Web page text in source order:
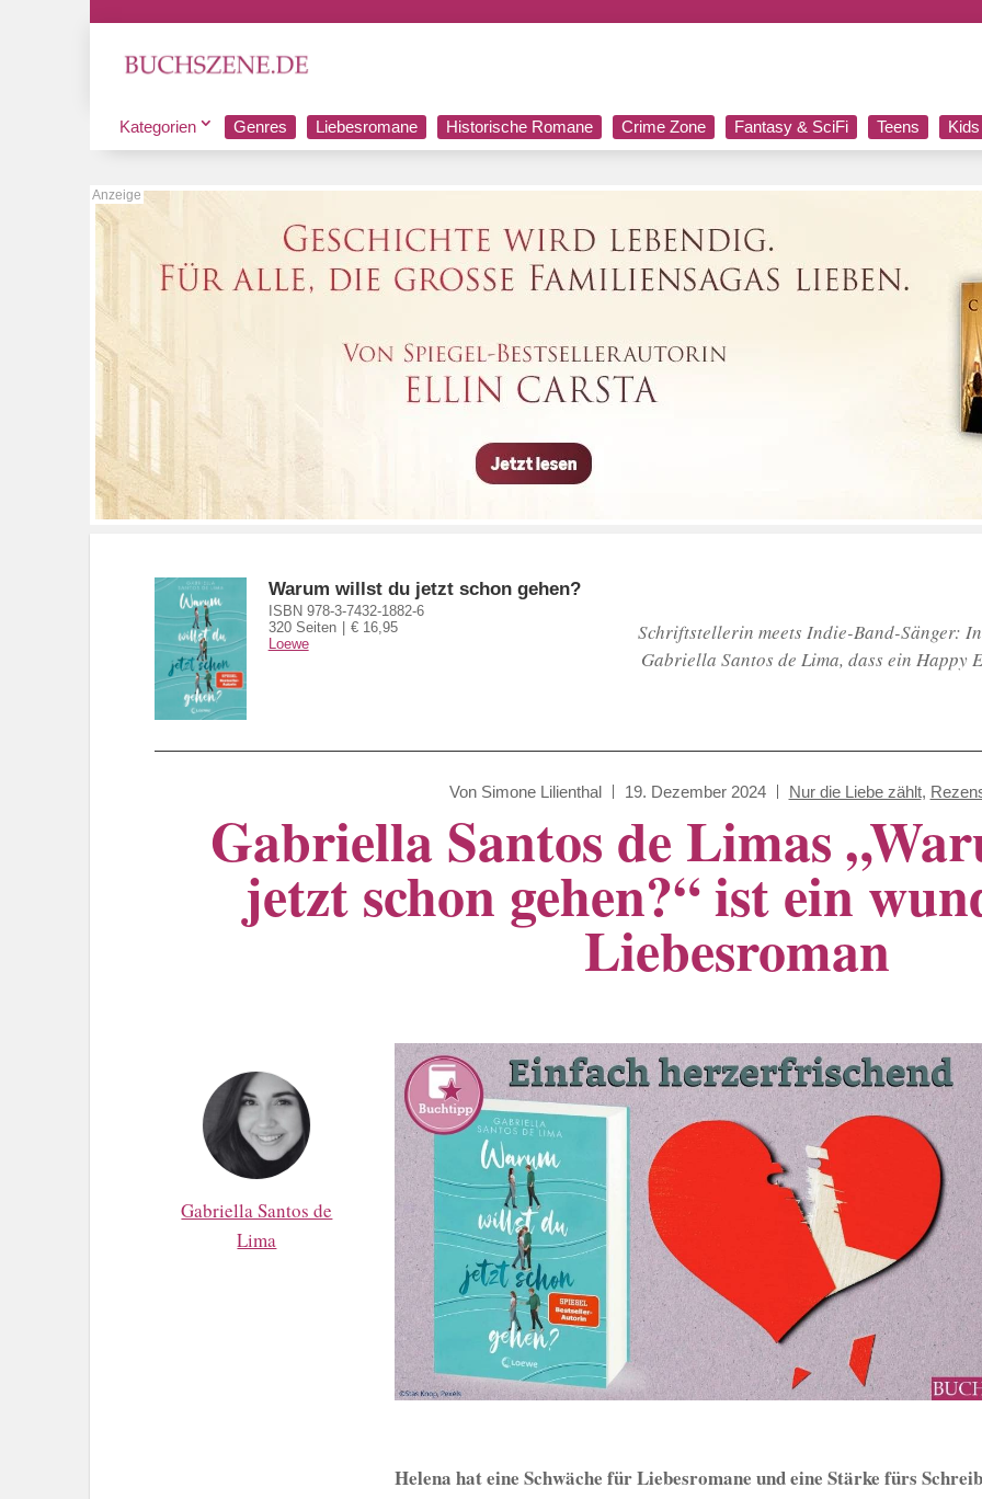
Kategorien Genres Liebesromane Historische Romane Crime Zone Fantasy & SciFi Teens Kids
Warum willst du jetzt schon gehen?
ISBN 978-3-7432-1882-6
320 Seiten
€ 16,95
Loewe
Schriftstellerin meets Indie-Band-Sänger:
Gabriella Santos de Lima, dass ein Happy
Von Simone Lilienthal 19. Dezember 2024 Nur die Liebe zählt,
Gabriella Santos de Limas
jetzt schon gehen?“ ist ein
Liebesroman
Gabriella Santos de
Lima
Helena hat eine Schwäche für Liebesromane und eine Stärke fürs